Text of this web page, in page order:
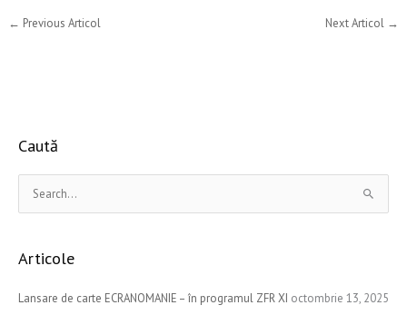
← Previous Articol Next Articol →
Caută
rArticole
Lansare de carte ECRANOMANIE – în programul ZFR XI octombrie 13, 2025